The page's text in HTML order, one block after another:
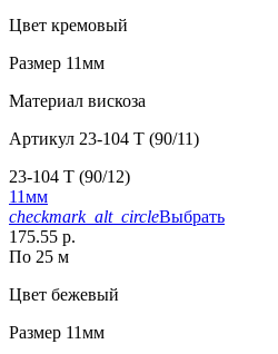
Цвет кремовый
Размер 11мм
Материал вискоза
Артикул 23-104 T (90/11)
23-104 T (90/12)
11мм
checkmark_alt_circleВыбрать
175.55 р.
По 25 м
Цвет бежевый
Размер 11мм